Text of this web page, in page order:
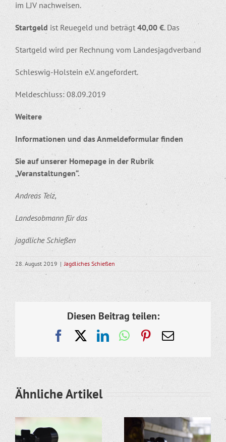
im LJV nachweisen.
Startgeld ist Reuegeld und beträgt 40,00 €. Das
Startgeld wird per Rechnung vom Landesjagdverband
Schleswig-Holstein e.V. angefordert.
Meldeschluss: 08.09.2019
Weitere
Informationen und das Anmeldeformular finden
Sie auf unserer Homepage in der Rubrik
„Veranstaltungen“.
Andreas Teiz,
Landesobmann für das
jagdliche Schießen
28. August 2019 | Jagdliches Schießen
Diesen Beitrag teilen:
FacebookLinkedInWhatsApp
Pinterest
E-
Ähnliche Artikel